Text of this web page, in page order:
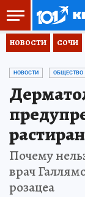
НОВОСТИ СОЧИ
НОВОСТИ ОБЩЕСТВО
Почему
врач
розацеа